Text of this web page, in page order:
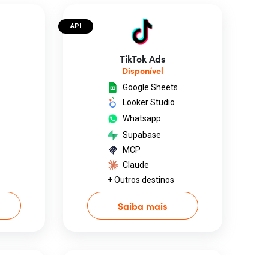
API
TikTok Ads
Disponível
Google Sheets
Looker Studio
Whatsapp
Supabase
MCP
Claude
+ Outros destinos
Saiba mais